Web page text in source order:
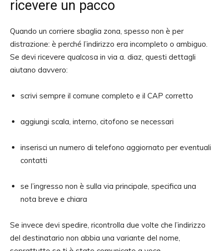
ricevere un pacco
Quando un corriere sbaglia zona, spesso non è per
distrazione: è perché l’indirizzo era incompleto o ambiguo.
Se devi ricevere qualcosa in via a. diaz, questi dettagli
aiutano davvero:
scrivi sempre il comune completo e il CAP corretto
aggiungi scala, interno, citofono se necessari
inserisci un numero di telefono aggiornato per eventuali
contatti
se l’ingresso non è sulla via principale, specifica una
nota breve e chiara
Se invece devi spedire, ricontrolla due volte che l’indirizzo
del destinatario non abbia una variante del nome,